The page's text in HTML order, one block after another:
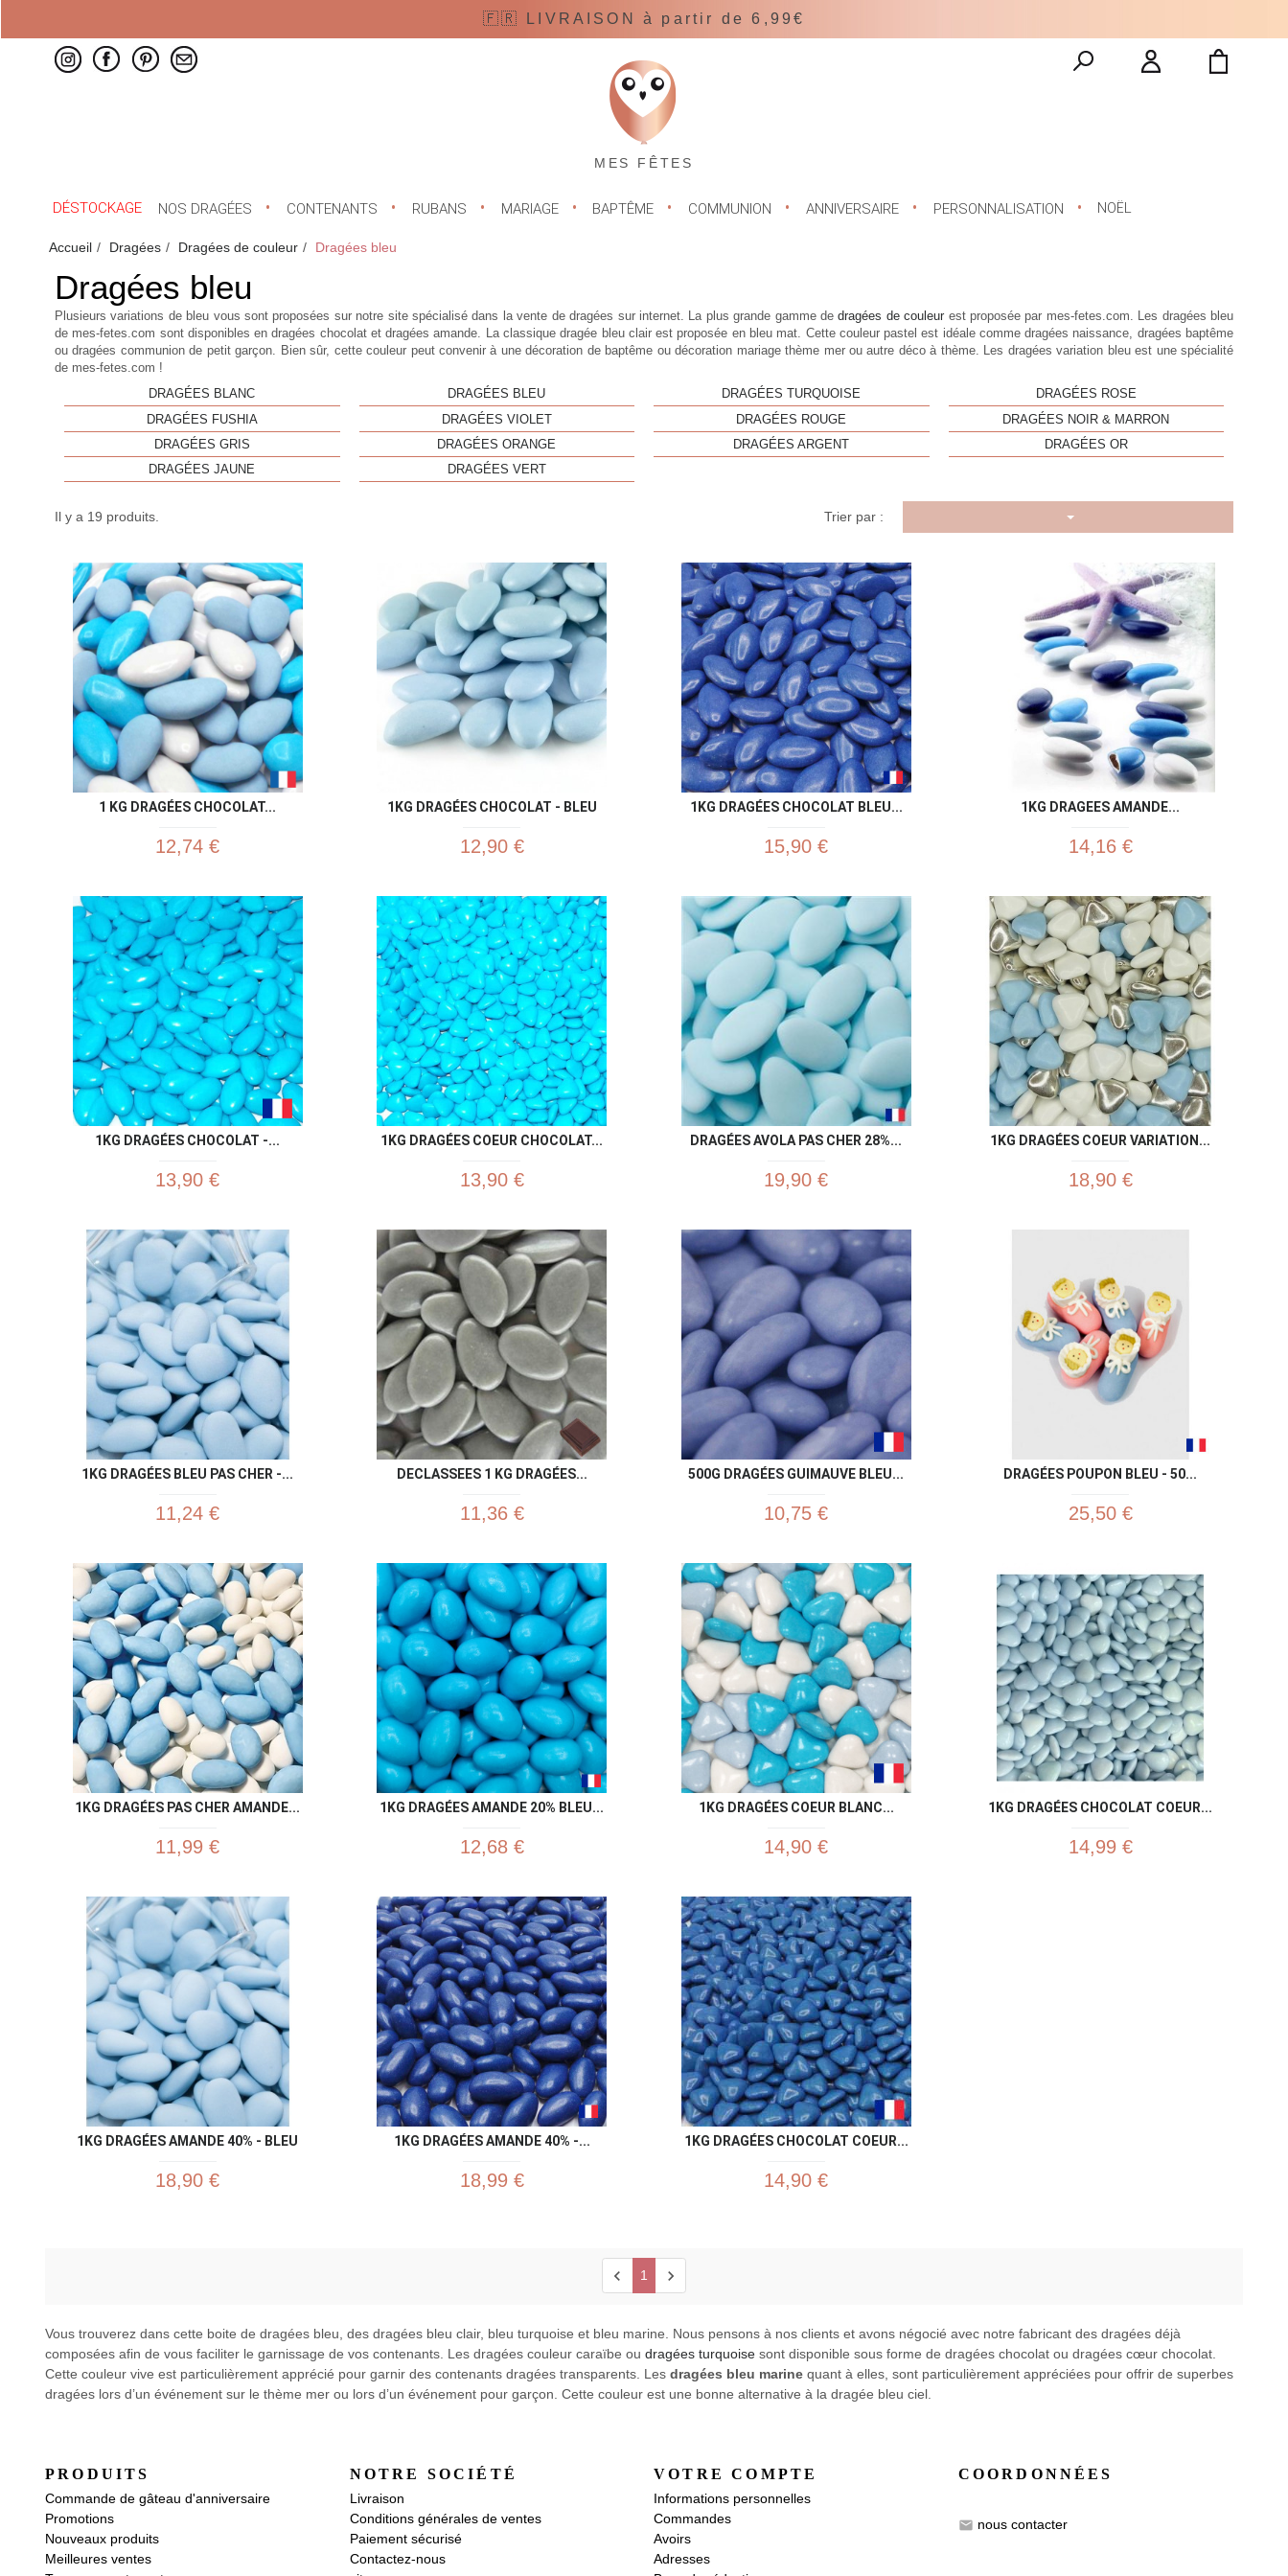
🇫🇷 LIVRAISON à partir de 6,99€
MES FÊTES
DÉSTOCKAGE NOS DRAGÉES CONTENANTS RUBANS MARIAGE BAPTÊME COMMUNION ANNIVERSAIRE PERSONNALISATION NOËL
Accueil Dragées Dragées de couleur Dragées bleu
Dragées bleu
Plusieurs variations de bleu vous sont proposées sur notre site spécialisé dans la vente de dragées sur internet. La plus grande gamme dedragées de couleur est proposée par mes-fetes.com. Les dragées bleu
de mes-fetes.com sont disponibles en dragées chocolat et dragées amande. La classiquedragée bleu clairest proposée en bleu mat. Cette couleur pastel est idéale comme dragées naissance, dragées baptême
ou dragées communion de petit garçon. Bien sûr, cette couleur peut convenir à une décoration de baptême ou décoration mariage thème mer ou autre déco à thème. Les dragées variation bleuest une spécialité
de mes-fetes.com !
DRAGÉES BLANC
DRAGÉES BLEU DRAGÉES TURQUOISE
DRAGÉES ROSE
DRAGÉES FUSHIA
DRAGÉES VIOLET DRAGÉES ROUGE
DRAGÉES NOIR & MARRON
DRAGÉES GRIS
DRAGÉES ORANGE DRAGÉES ARGENT
DRAGÉES OR
DRAGÉES JAUNE
DRAGÉES VERT
Il y a 19 produits. Trier par :
1 KG DRAGÉES CHOCOLAT...
12,74 €
Aperçu rapide
1KG DRAGÉES CHOCOLAT - BLEU
12,90 €
Aperçu rapide
1KG DRAGÉES CHOCOLAT BLEU...
15,90 €
Aperçu rapide
1KG DRAGEES AMANDE...
14,16 €
1KG DRAGÉES CHOCOLAT -...
13,90 €
Aperçu rapide
1KG DRAGÉES COEUR CHOCOLAT...
13,90 €
 Aperçu rapide
DRAGÉES AVOLA PAS CHER 28%...
19,90 €
Aperçu rapide
1KG DRAGÉES COEUR VARIATION...
18,90 €
1KG DRAGÉES BLEU PAS CHER -...
11,24 €
Aperçu rapide
DECLASSEES 1 KG DRAGÉES...
11,36 €
 Aperçu rapide
500G DRAGÉES GUIMAUVE BLEU...
10,75 €
DRAGÉES POUPON BLEU - 50...
25,50 €
1KG DRAGÉES PAS CHER AMANDE...
11,99 €
Aperçu rapide
1KG DRAGÉES AMANDE 20% BLEU...
12,68 €
Aperçu rapide
1KG DRAGÉES COEUR BLANC...
14,90 €
Aperçu rapide
1KG DRAGÉES CHOCOLAT COEUR...
14,99 €
1KG DRAGÉES AMANDE 40% - BLEU
18,90 €
Aperçu rapide
1KG DRAGÉES AMANDE 40% -...
18,99 €
Aperçu rapide
1KG DRAGÉES CHOCOLAT COEUR...
14,90 €
chevron_left 1 chevron_right
Vous trouverez dans cette boite de dragées bleu, des dragées bleu clair, bleu turquoise et bleu marine. Nous pensons à nos clients et avons négocié avec notre fabricant des dragées déjà
composées afin de vous faciliter le garnissage de vos contenants. Les dragées couleur caraïbe ou dragées turquoise sont disponible sous forme de dragées chocolat ou dragées cœur chocolat.
Cette couleur vive est particulièrement apprécié pour garnir des contenants dragées transparents. Les dragées bleu marine quant à elles, sont particulièrement appréciées pour offrir de superbes
dragées lors d’un événement sur le thème mer ou lors d’un événement pour garçon. Cette couleur est une bonne alternative à la dragée bleu ciel.
PRODUITS
Commande de gâteau d'anniversaire
Promotions
Nouveaux produits
Meilleures ventes
NOTRE SOCIÉTÉ
Livraison
Conditions générales de ventes
Paiement sécurisé
Contactez-nous
VOTRE COMPTE
Informations personnelles
Commandes
Avoirs
Adresses
COORDONNÉES
email nous contacter